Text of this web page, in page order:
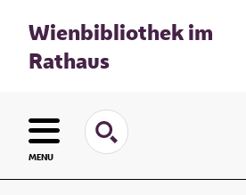
Wienbibliothek im
Rathaus
MENU